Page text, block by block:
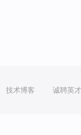
技术博客 诚聘英才